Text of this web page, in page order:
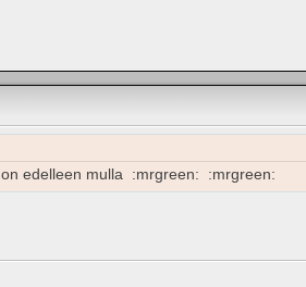
edelleen mulla :mrgreen: :mrgreen: